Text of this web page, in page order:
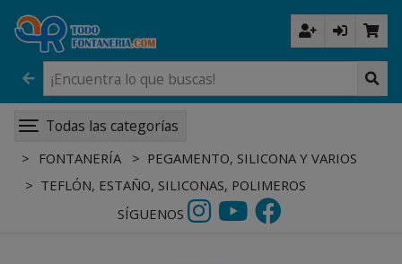
Todas las categorías
FONTANERÍA
PEGAMENTO, SILICONA Y VARIOS
TEFLÓN, ESTAÑO, SILICONAS, POLIMEROS
SÍGUENOS